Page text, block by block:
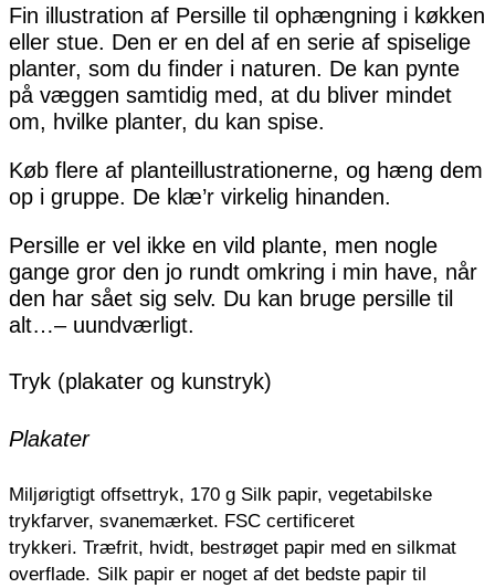
Fin illustration af Persille til ophængning i køkken
eller stue. Den er en del af en serie af spiselige
planter, som du finder i naturen. De kan pynte
på væggen samtidig med, at du bliver mindet
om, hvilke planter, du kan spise.
Køb flere af planteillustrationerne, og hæng dem
op i gruppe. De klæ’r virkelig hinanden.
Persille er vel ikke en vild plante, men nogle
gange gror den jo rundt omkring i min have, når
den har sået sig selv. Du kan bruge persille til
alt…– uundværligt.
Tryk (plakater og kunstryk)
Plakater
Miljørigtigt offsettryk, 170 g Silk papir, vegetabilske
trykfarver, svanemærket. FSC certificeret
trykkeri. Træfrit, hvidt, bestrøget papir med en silkmat
overflade. Silk papir er noget af det bedste papir til